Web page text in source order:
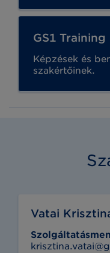
GS1 Training
Képzések és
szakértőinek.
Vatai